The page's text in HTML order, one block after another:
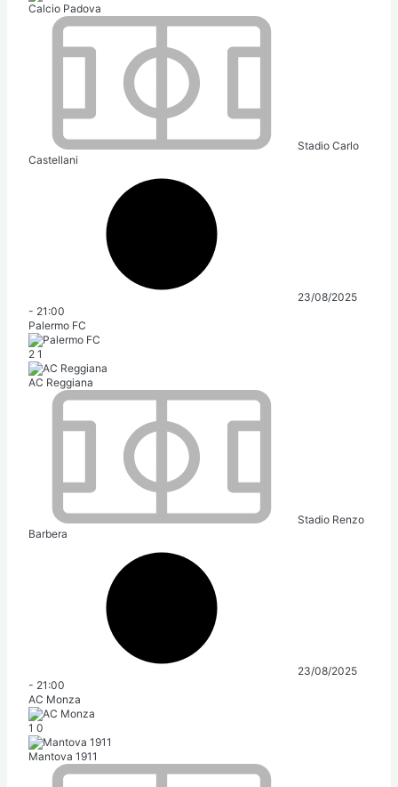
Calcio Padova
Stadio Carlo
Castellani
23/08/2025
- 21:00
Palermo FC
2 1
AC Reggiana
Stadio Renzo
Barbera
23/08/2025
- 21:00
AC Monza
1 0
Mantova 1911